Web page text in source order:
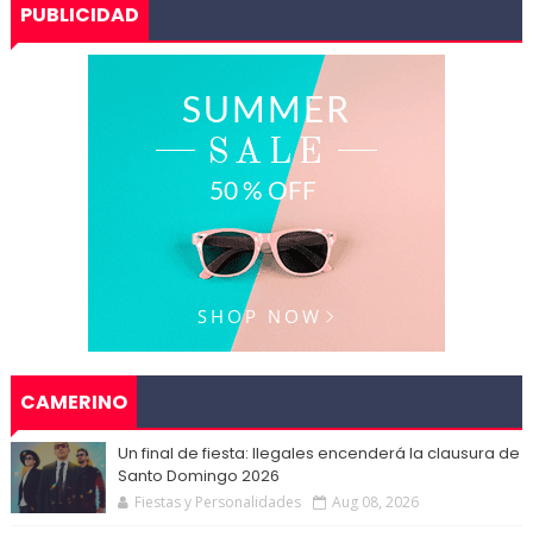
PUBLICIDAD
CAMERINO
Un final de fiesta: Ilegales encenderá la clausura de
Santo Domingo 2026
Fiestas y Personalidades Aug 08, 2026